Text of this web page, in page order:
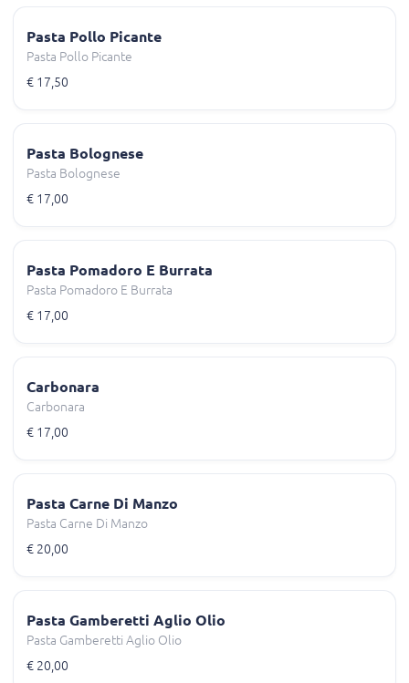
Pasta Pollo Picante
Pasta Pollo Picante
€ 17,50
Pasta Bolognese
Pasta Bolognese
€ 17,00
Pasta Pomadoro E Burrata
Pasta Pomadoro E Burrata
€ 17,00
Carbonara
Carbonara
€ 17,00
Pasta Carne Di Manzo
Pasta Carne Di Manzo
€ 20,00
Pasta Gamberetti Aglio Olio
Pasta Gamberetti Aglio Olio
€ 20,00